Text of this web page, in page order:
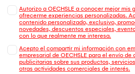
Autorizo a OECHSLE a conocer mejor mis
ofrecerme experiencias personalizadas.
contenido personalizado, exclusivo,
novedades, descuentos especiales,
con lo que realmente me interesa.
Acepto el compartir mi información con
empresarial de OECHSLE para el envío
publicitarias sobre sus productos,
otras actividades comerciales de interés.